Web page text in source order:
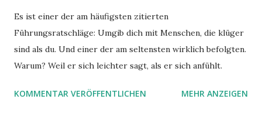
Es ist einer der am häufigsten zitierten
Führungsratschläge: Umgib dich mit Menschen, die klüger
sind als du. Und einer der am seltensten wirklich befolgten.
Warum? Weil er sich leichter sagt, als er sich anfühlt.
KOMMENTAR VERÖFFENTLICHEN MEHR ANZEIGEN